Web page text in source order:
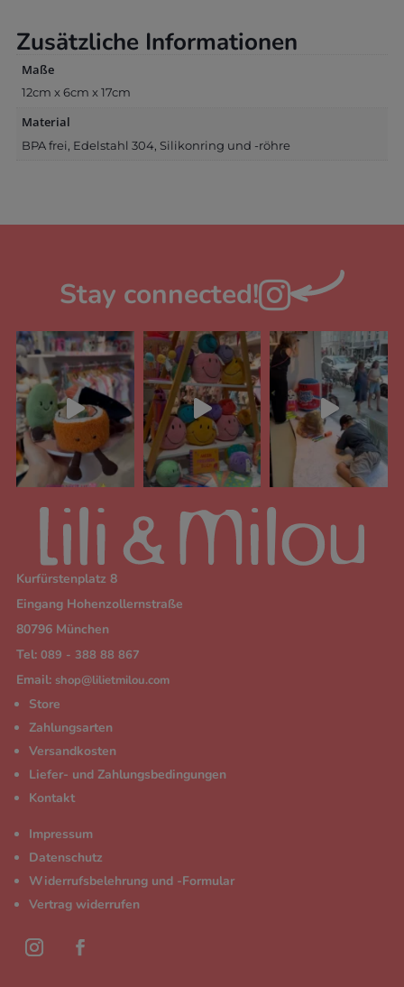
Zusätzliche Informationen
Maße
12cm x 6cm x 17cm
Material
BPA frei, Edelstahl 304, Silikonring und -röhre
Stay connected!
Kurfürstenplatz 8
Eingang Hohenzollernstraße
80796 München
Tel: 089 - 388 88 867
Email: shop@lilietmilou.com
Store
Zahlungsarten
Versandkosten
Liefer- und Zahlungsbedingungen
Kontakt
Impressum
Datenschutz
Widerrufsbelehrung und -Formular
Vertrag widerrufen